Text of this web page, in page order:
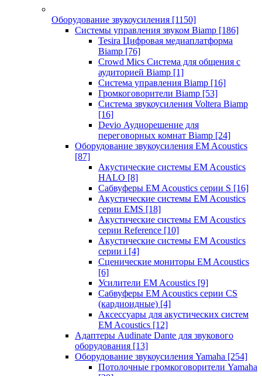
Оборудование звукоусиления [1150]
Системы управления звуком Biamp [186]
Tesira Цифровая медиаплатформа
Biamp [76]
Crowd Mics Система для общения с
аудиторией Biamp [1]
Система управления Biamp [16]
Громкоговорители Biamp [53]
Система звукоусиления Voltera Biamp
[16]
Devio Аудиорешение для
переговорных комнат Biamp [24]
Оборудование звукоусиления EM Acoustics
[87]
Акустические системы EM Acoustics
HALO [8]
Сабвуферы EM Acoustics серии S [16]
Акустические системы EM Acoustics
серии EMS [18]
Акустические системы EM Acoustics
серии Reference [10]
Акустические системы EM Acoustics
серии i [4]
Сценические мониторы EM Acoustics
[6]
Усилители EM Acoustics [9]
Сабвуферы EM Acoustics серии CS
(кардиоидные) [4]
Аксессуары для акустических систем
EM Acoustics [12]
Адаптеры Audinate Dante для звукового
оборудования [13]
Оборудование звукоусиления Yamaha [254]
Потолочные громкоговорители Yamaha